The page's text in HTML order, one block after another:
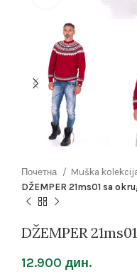
Почетна Muška
DŽEMPER 21ms01 sa
DŽEMPER
12.900 дин.